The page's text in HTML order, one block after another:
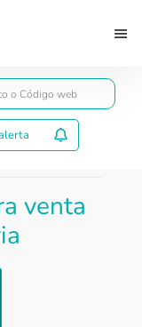
venta
Guardar